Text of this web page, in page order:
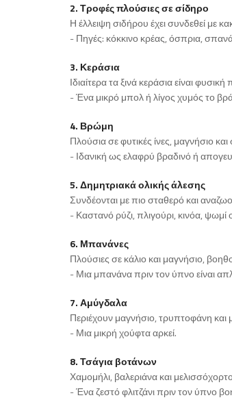
2. Τροφές πλούσιες σε σίδηρο
Η έλλειψη σιδήρου έχει συνδεθεί
- Πηγές: κόκκινο κρέας, όσπρια,
3. Κεράσια
Ιδιαίτερα τα ξινά κεράσια είναι
- Ένα μικρό μπολ ή λίγος χυμός το
4. Βρώμη
Πλούσια σε φυτικές ίνες, μαγνήσιο
- Ιδανική ως ελαφρύ βραδινό ή
5. Δημητριακά ολικής άλεσης
Συνδέονται με πιο σταθερό και
- Καστανό ρύζι, πλιγούρι, κινόα, ψωμί
6. Μπανάνες
Πλούσιες σε κάλιο και μαγνήσιο,
- Μια μπανάνα πριν τον ύπνο είναι
7. Αμύγδαλα
Περιέχουν μαγνήσιο, τρυπτοφάνη
- Μια μικρή χούφτα αρκεί.
8. Τσάγια βοτάνων
Χαμομήλι, βαλεριάνα και
- Ένα ζεστό φλιτζάνι πριν τον ύπνο